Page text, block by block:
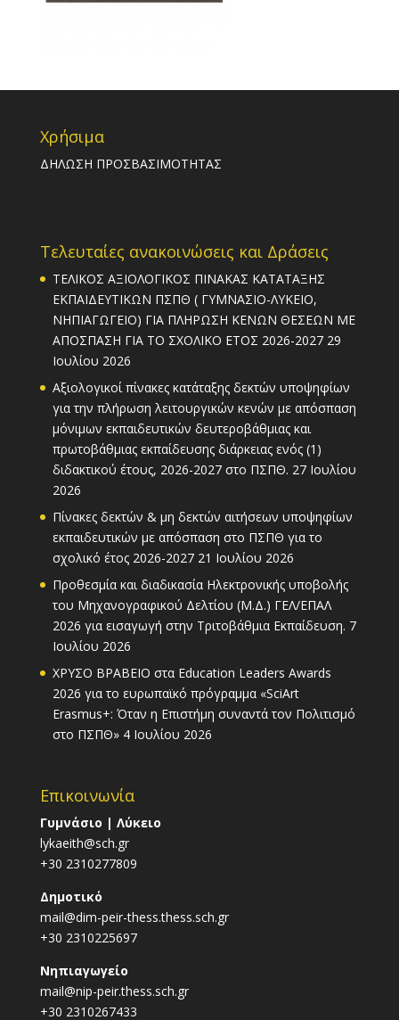
Χρήσιμα
ΔΗΛΩΣΗ ΠΡΟΣΒΑΣΙΜΟΤΗΤΑΣ
Τελευταίες ανακοινώσεις και Δράσεις
ΤΕΛΙΚΟΣ ΑΞΙΟΛΟΓΙΚΟΣ ΠΙΝΑΚΑΣ ΚΑΤΑΤΑΞΗΣ
ΕΚΠΑΙΔΕΥΤΙΚΩΝ ΠΣΠΘ ( ΓΥΜΝΑΣΙΟ-ΛΥΚΕΙΟ,
ΝΗΠΙΑΓΩΓΕΙΟ) ΓΙΑ ΠΛΗΡΩΣΗ ΚΕΝΩΝ ΘΕΣΕΩΝ ΜΕ
ΑΠΟΣΠΑΣΗ ΓΙΑ ΤΟ ΣΧΟΛΙΚΟ ΕΤΟΣ 2026-2027 29
Ιουλίου 2026
Αξιολογικοί πίνακες κατάταξης δεκτών υποψηφίων
για την πλήρωση λειτουργικών κενών με απόσπαση
μόνιμων εκπαιδευτικών δευτεροβάθμιας και
πρωτοβάθμιας εκπαίδευσης διάρκειας ενός (1)
διδακτικού έτους, 2026-2027 στο ΠΣΠΘ. 27 Ιουλίου
2026
Πίνακες δεκτών & μη δεκτών αιτήσεων υποψηφίων
εκπαιδευτικών με απόσπαση στο ΠΣΠΘ για το
σχολικό έτος 2026-2027 21 Ιουλίου 2026
Προθεσμία και διαδικασία Ηλεκτρονικής υποβολής
του Μηχανογραφικού Δελτίου (Μ.Δ.) ΓΕΛ/ΕΠΑΛ
2026 για εισαγωγή στην Τριτοβάθμια Εκπαίδευση. 7
Ιουλίου 2026
ΧΡΥΣΟ ΒΡΑΒΕΙΟ στα Education Leaders Awards
2026 για το ευρωπαϊκό πρόγραμμα «SciArt
Erasmus+: Όταν η Επιστήμη συναντά τον Πολιτισμό
στο ΠΣΠΘ» 4 Ιουλίου 2026
Επικοινωνία
Γυμνάσιο | Λύκειο
lykaeith@sch.gr
+30 2310277809
Δημοτικό
mail@dim-peir-thess.thess.sch.gr
+30 2310225697
Νηπιαγωγείο
mail@nip-peir.thess.sch.gr
+30 2310267433